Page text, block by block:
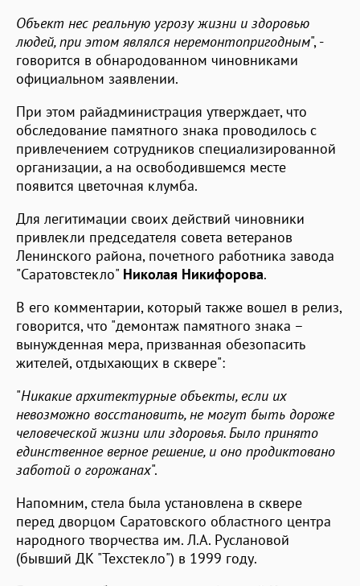
Объект нес реальную угрозу жизни и здоровью
людей, при этом являлся неремонтопригодным", -
говорится в обнародованном чиновниками
официальном заявлении.
При этом райадминистрация утверждает, что
обследование памятного знака проводилось с
привлечением сотрудников специализированной
организации, а на освободившемся месте
появится цветочная клумба.
Для легитимации своих действий чиновники
привлекли председателя совета ветеранов
Ленинского района, почетного работника завода
"Саратовстекло" Николая Никифорова.
В его комментарии, который также вошел в релиз,
говорится, что "демонтаж памятного знака –
вынужденная мера, призванная обезопасить
жителей, отдыхающих в сквере":
"Никакие архитектурные объекты, если их
невозможно восстановить, не могут быть дороже
человеческой жизни или здоровья. Было принято
единственное верное решение, и оно продиктовано
заботой о горожанах".
Напомним, стела была установлена в сквере
перед дворцом Саратовского областного центра
народного творчества им. Л.А. Руслановой
(бывший ДК "Техстекло") в 1999 году.